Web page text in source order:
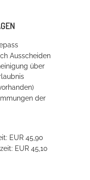
Ausscheiden
über
der
EUR 45,90
EUR 45,10